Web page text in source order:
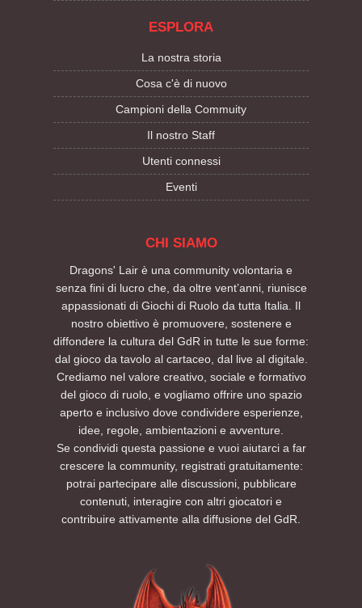
ESPLORA
La nostra storia
Cosa c'è di nuovo
Campioni della Commuity
Il nostro Staff
Utenti connessi
Eventi
CHI SIAMO
Dragons' Lair è una community volontaria e
senza fini di lucro che, da oltre vent’anni, riunisce
appassionati di Giochi di Ruolo da tutta Italia. Il
nostro obiettivo è promuovere, sostenere e
diffondere la cultura del GdR in tutte le sue forme:
dal gioco da tavolo al cartaceo, dal live al digitale.
Crediamo nel valore creativo, sociale e formativo
del gioco di ruolo, e vogliamo offrire uno spazio
aperto e inclusivo dove condividere esperienze,
idee, regole, ambientazioni e avventure.
Se condividi questa passione e vuoi aiutarci a far
crescere la community, registrati gratuitamente:
potrai partecipare alle discussioni, pubblicare
contenuti, interagire con altri giocatori e
contribuire attivamente alla diffusione del GdR.